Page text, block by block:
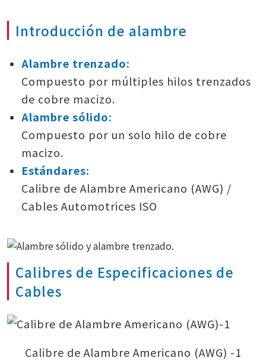
Introducción de alambre
Alambre trenzado:
Compuesto por múltiples hilos trenzados
de cobre macizo.
Alambre sólido:
Compuesto por un solo hilo de cobre
macizo.
Estándares:
Calibre de Alambre Americano (AWG) /
Cables Automotrices ISO
Calibres de Especificaciones de
Cables
Calibre de Alambre Americano (AWG) -1